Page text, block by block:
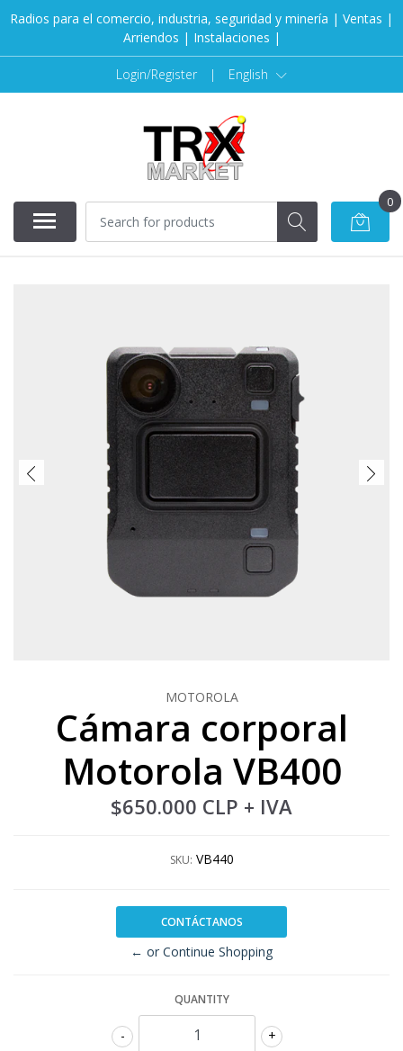
Radios para el comercio, industria, seguridad y minería | Ventas |
Arriendos | Instalaciones |
Login/Register | English
0
MOTOROLA
Cámara corporal
Motorola VB400
$650.000 CLP + IVA
SKU: VB440
CONTÁCTANOS
← or Continue Shopping
QUANTITY
+
-